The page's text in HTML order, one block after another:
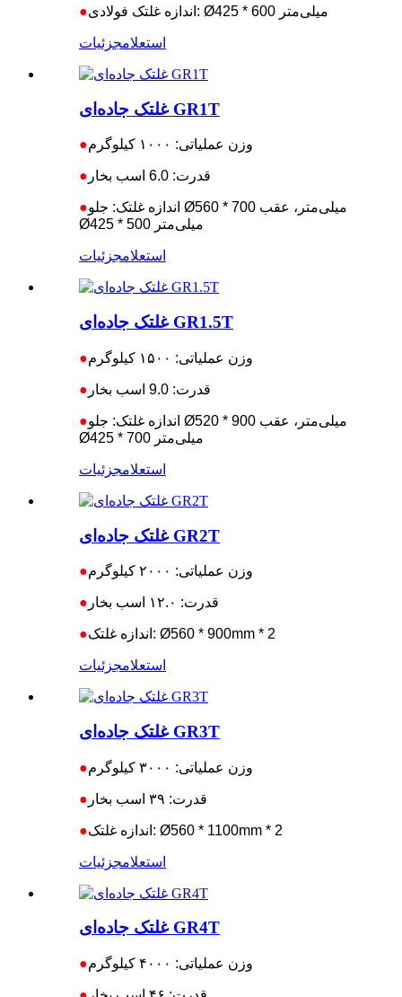
● اندازه غلتک فولادی: Ø425 * 600 میلی‌متر
استعلامجزئیات
غلتک جاده‌ای GR1T
● وزن عملیاتی: ۱۰۰۰ کیلوگرم
● قدرت: 6.0 اسب بخار
●اندازه غلتک: جلو Ø560 * 700 میلی‌متر، عقب
Ø425 * 500 میلی‌متر
استعلامجزئیات
غلتک جاده‌ای GR1.5T
● وزن عملیاتی: ۱۵۰۰ کیلوگرم
● قدرت: 9.0 اسب بخار
●اندازه غلتک: جلو Ø520 * 900 میلی‌متر، عقب
Ø425 * 700 میلی‌متر
استعلامجزئیات
غلتک جاده‌ای GR2T
● وزن عملیاتی: ۲۰۰۰ کیلوگرم
● قدرت: ۱۲.۰ اسب بخار
● اندازه غلتک: Ø560 * 900mm * 2
استعلامجزئیات
غلتک جاده‌ای GR3T
● وزن عملیاتی: ۳۰۰۰ کیلوگرم
● قدرت: ۳۹ اسب بخار
● اندازه غلتک: Ø560 * 1100mm * 2
استعلامجزئیات
غلتک جاده‌ای GR4T
● وزن عملیاتی: ۴۰۰۰ کیلوگرم